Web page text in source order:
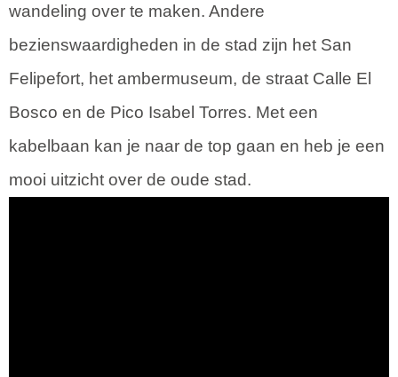
wandeling over te maken. Andere
bezienswaardigheden in de stad zijn het San
Felipefort, het ambermuseum, de straat Calle El
Bosco en de Pico Isabel Torres. Met een
kabelbaan kan je naar de top gaan en heb je een
mooi uitzicht over de oude stad.